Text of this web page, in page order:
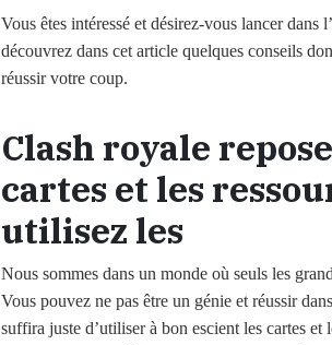
Vous êtes intéressé et désirez-vous lancer dans
découvrez dans cet article quelques conseils
réussir votre coup.
Clash royale
cartes et les
utilisez les
Nous sommes dans un monde où seuls les
Vous pouvez ne pas être un génie et réussir
suffira juste d’utiliser à bon escient les cartes et